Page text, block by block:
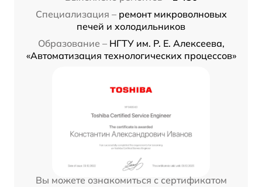
Специализация – ремонт микроволновых
печей и холодильников
Образование – НГТУ им. Р. Е. Алексеева,
«Автоматизация технологических процессов»
Вы можете ознакомиться с сертификатом